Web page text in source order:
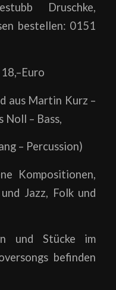
Druschke,
bestellen: 0151
aus Martin Kurz –
Noll – Bass,
– Percussion)
Kompositionen,
Jazz, Folk und
und Stücke im
befinden